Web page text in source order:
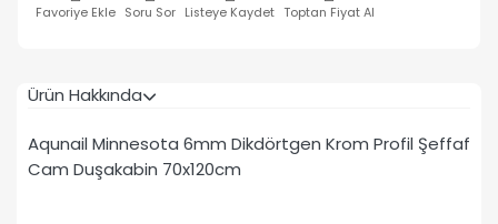
Favoriye Ekle Soru Sor Listeye Kaydet Toptan Fiyat Al
Ürün Hakkında
Aqunail Minnesota 6mm Dikdörtgen Krom Profil Şeffaf
Cam Duşakabin 70x120cm